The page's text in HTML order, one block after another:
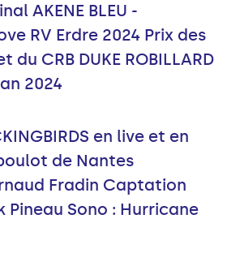
AKENE BLEU -
RV Erdre 2024 Prix des
du CRB DUKE ROBILLARD
2024
en live et en
de Nantes
Fradin Captation
Pineau Sono : Hurricane